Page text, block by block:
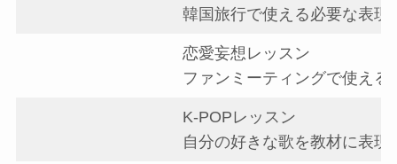
韓国旅行で使える必要な表現
恋愛妄想レッスン
ファンミーティングで使える
K-POPレッスン
自分の好きな歌を教材に表現